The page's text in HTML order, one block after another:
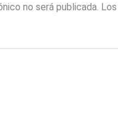
no será publicada.